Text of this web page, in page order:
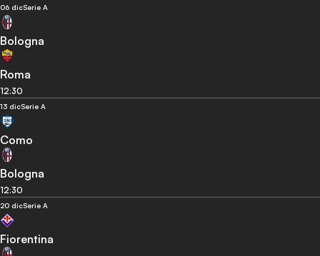
06 dicSerie A
Bologna
Roma
12:30
13 dicSerie A
Como
Bologna
12:30
20 dicSerie A
Fiorentina